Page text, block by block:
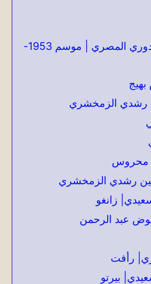
سجل الثنائيات في الدوري المصري | موسم 1953-